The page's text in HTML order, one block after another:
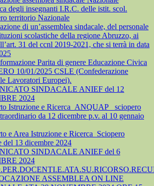
degli insegnanti I.R.C. delle istit. scol.
territorio Nazionale
di un’assemblea sindacale, del personale
scolastiche della regione Abruzzo, ai
31 del ccnl 2019-2021, che si terrà in data
formazione Parita di genere Educazione Civica
10/01/2025 CSLE (Confederazione
Lavoratori Europei).
SINDACALE ANIEF del 12
2024
Istruzione e Ricerca_ANQUAP_ sciopero
da 12 dicembre p.v. al 10 gennaio
e Area Istruzione e Ricerca_Sciopero
del 13 dicembre 2024
SINDACALE ANIEF del 6
2024
ASSEMBLEA ON LINE